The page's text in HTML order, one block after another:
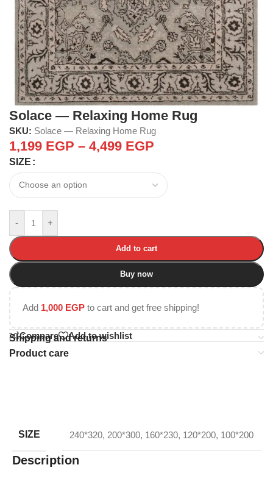
Solace — Relaxing Home Rug
SKU: Solace — Relaxing Home Rug
1,199 EGP – 4,499 EGP
SIZE
- +
Add to cart
Buy now
Add 1,000 EGP to cart and get free shipping!
Compare Add to wishlist
Shipping and returns
Product care
SIZE 240*320, 200*300, 160*230, 120*200, 100*200
Description